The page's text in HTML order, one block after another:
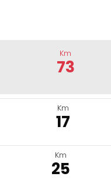
Km
73
Km
17
Km
25